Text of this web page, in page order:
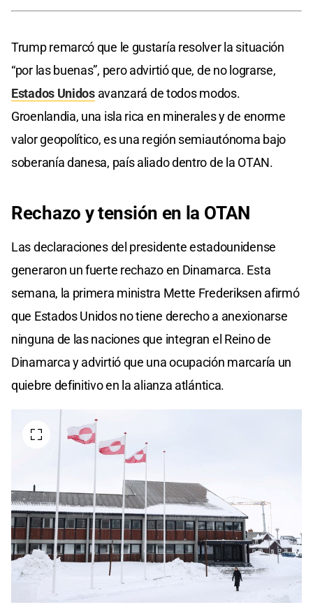
Trump remarcó que le gustaría resolver la situación
“por las buenas”, pero advirtió que, de no lograrse,
Estados Unidosavanzará de todos modos.
Groenlandia, una isla rica en minerales y de enorme
valor geopolítico, es una región semiautónoma bajo
soberanía danesa, país aliado dentro de la OTAN.
Rechazo ytensión en la OTAN
Las declaraciones del presidente estadounidense
generaron un fuerte rechazo en Dinamarca. Esta
semana, la primera ministra Mette Frederiksen afirmó
que Estados Unidos no tiene derecho a anexionarse
ninguna de las naciones que integran el Reino de
Dinamarca y advirtió que una ocupación marcaría un
quiebre definitivo en la alianza atlántica.